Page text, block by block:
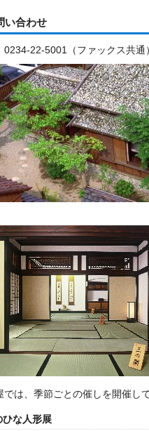
い合わせ
0234-22-5001（ファックス共通
では、季節ごとの催しを開催し
ひな人形展